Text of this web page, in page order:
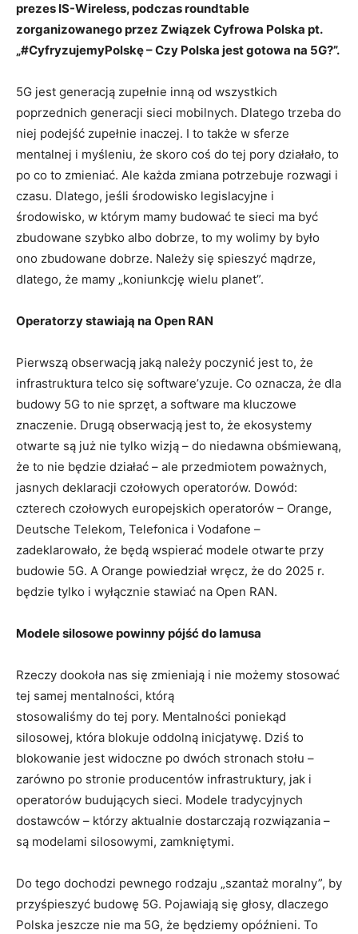
prezes IS-Wireless, podczas roundtable
zorganizowanego przez Związek Cyfrowa Polska pt.
„#CyfryzujemyPolskę – Czy Polska jest gotowa na 5G?”.
5G jest generacją zupełnie inną od wszystkich
poprzednich generacji sieci mobilnych. Dlatego trzeba do
niej podejść zupełnie inaczej. I to także w sferze
mentalnej i myśleniu, że skoro coś do tej pory działało, to
po co to zmieniać. Ale każda zmiana potrzebuje rozwagi i
czasu. Dlatego, jeśli środowisko legislacyjne i
środowisko, w którym mamy budować te sieci ma być
zbudowane szybko albo dobrze, to my wolimy by było
ono zbudowane dobrze. Należy się spieszyć mądrze,
dlatego, że mamy „koniunkcję wielu planet”.
Operatorzy stawiają na Open RAN
Pierwszą obserwacją jaką należy poczynić jest to, że
infrastruktura telco się software’yzuje. Co oznacza, że dla
budowy 5G to nie sprzęt, a software ma kluczowe
znaczenie. Drugą obserwacją jest to, że ekosystemy
otwarte są już nie tylko wizją – do niedawna obśmiewaną,
że to nie będzie działać – ale przedmiotem poważnych,
jasnych deklaracji czołowych operatorów. Dowód:
czterech czołowych europejskich operatorów – Orange,
Deutsche Telekom, Telefonica i Vodafone –
zadeklarowało, że będą wspierać modele otwarte przy
budowie 5G. A Orange powiedział wręcz, że do 2025 r.
będzie tylko i wyłącznie stawiać na Open RAN.
Modele silosowe powinny pójść do lamusa
Rzeczy dookoła nas się zmieniają i nie możemy stosować
tej samej mentalności, którą
stosowaliśmy do tej pory. Mentalności poniekąd
silosowej, która blokuje oddolną inicjatywę. Dziś to
blokowanie jest widoczne po dwóch stronach stołu –
zarówno po stronie producentów infrastruktury, jak i
operatorów budujących sieci. Modele tradycyjnych
dostawców – którzy aktualnie dostarczają rozwiązania –
są modelami silosowymi, zamkniętymi.
Do tego dochodzi pewnego rodzaju „szantaż moralny”, by
przyśpieszyć budowę 5G. Pojawiają się głosy, dlaczego
Polska jeszcze nie ma 5G, że będziemy opóźnieni. To